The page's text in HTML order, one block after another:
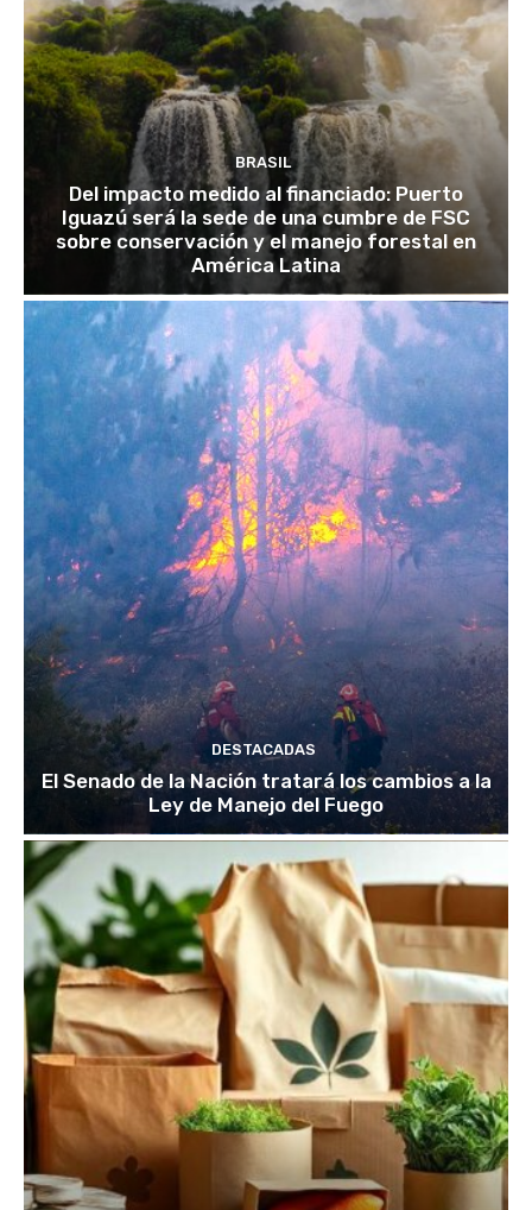
BRASIL
Del impacto medido al financiado: Puerto
Iguazú será la sede de una cumbre de FSC
sobre conservación y el manejo forestal en
América Latina
DESTACADAS
El Senado de la Nación tratará los cambios a la
Ley de Manejo del Fuego